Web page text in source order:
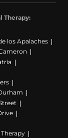
Therapy:
los Apalaches